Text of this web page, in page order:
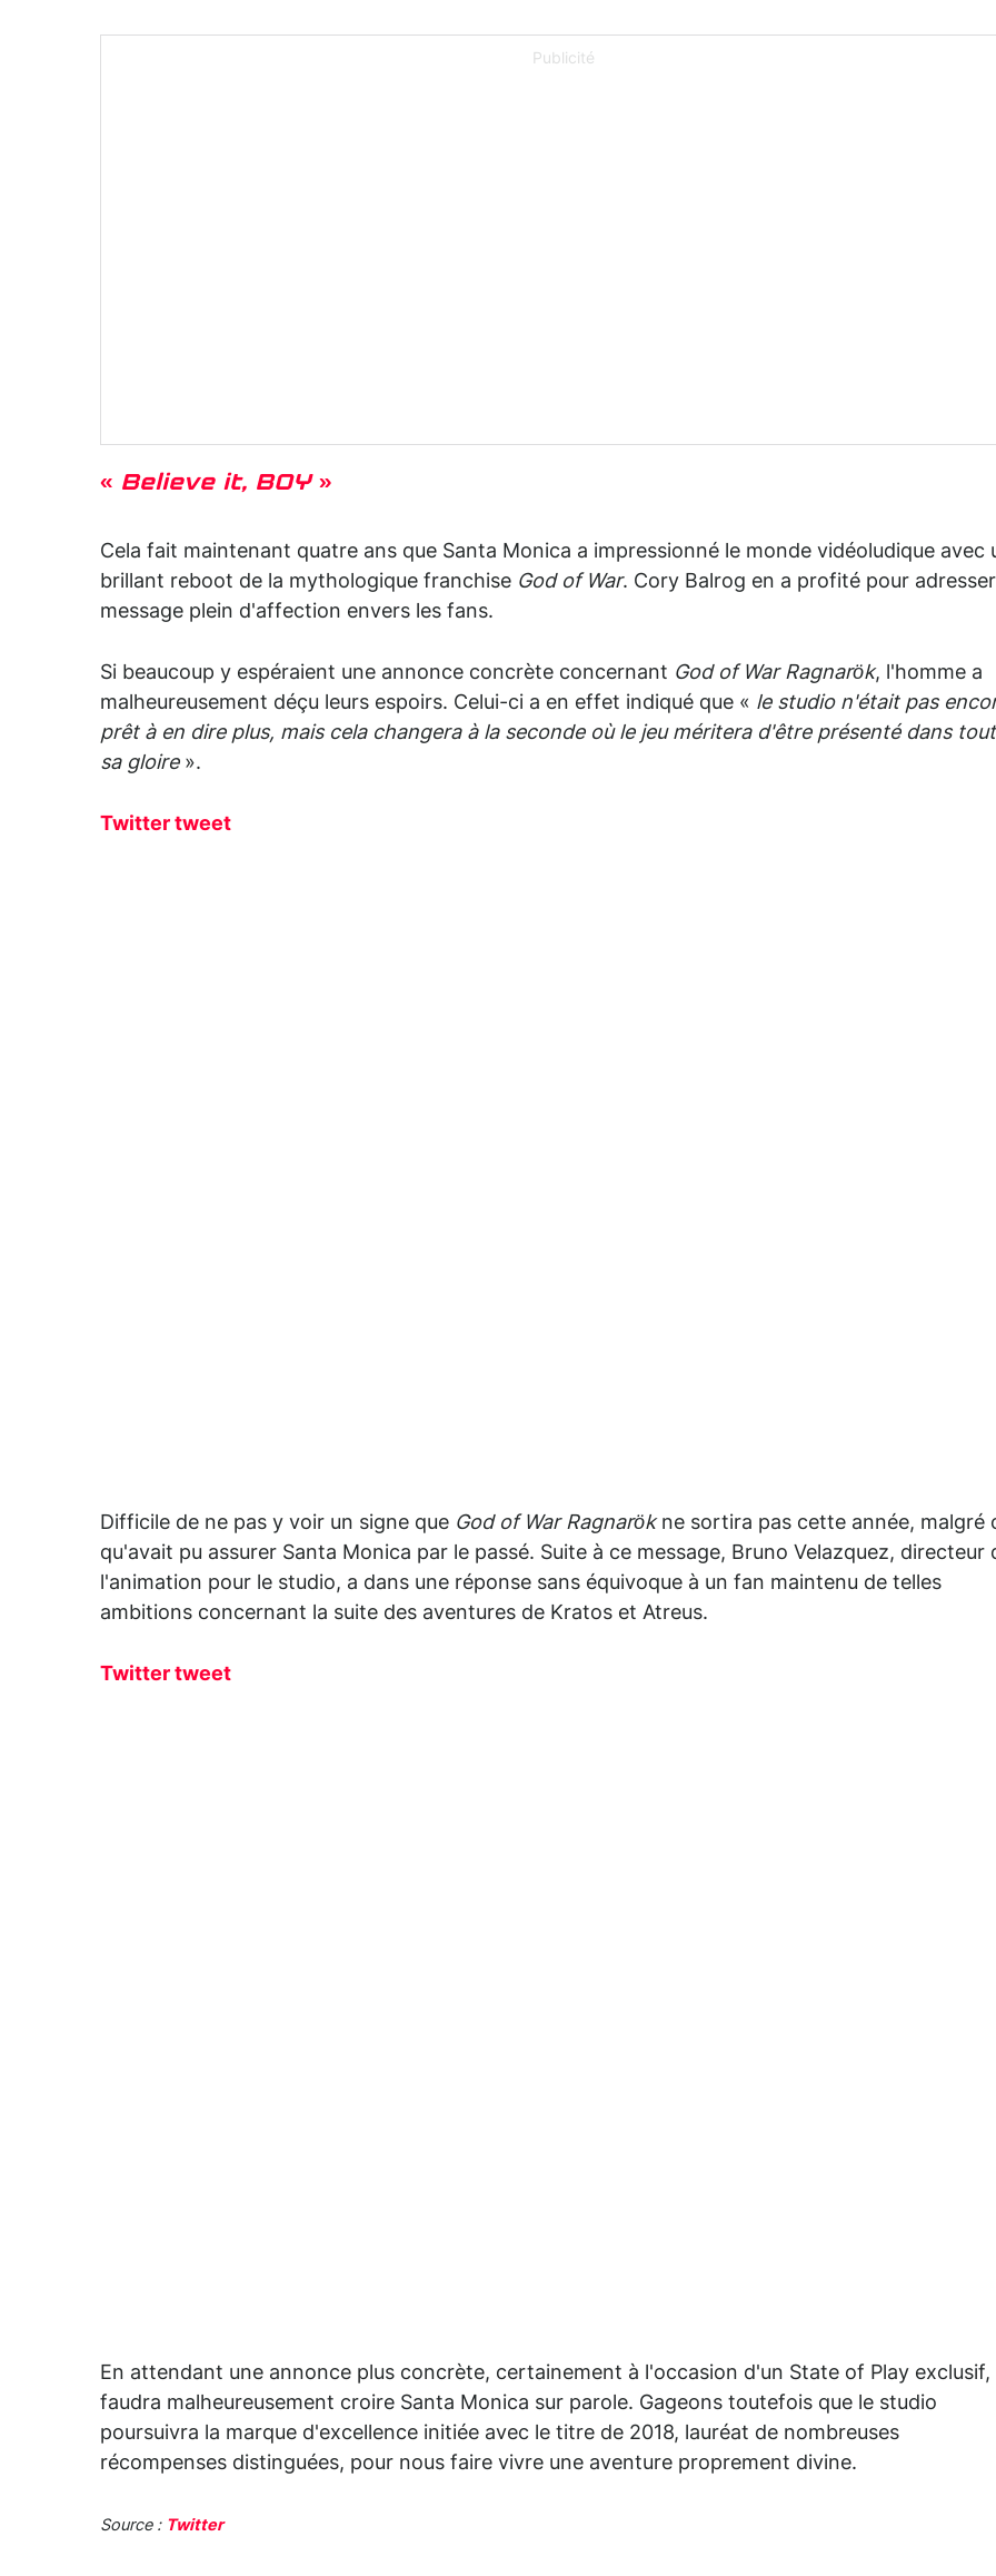
Publicité
« Believe it, BOY»
Cela fait maintenant quatre ans que Santa Monica a impressionné le monde vidéoludique avec
brillant reboot de la mythologique franchise God of War. Cory Balrog en a profité pour
message plein d'affection envers les fans.
Si beaucoup y espéraient une annonce concrète concernant God of War Ragnarök, l'homme a
malheureusement déçu leurs espoirs. Celui-ci a en effet indiqué que « le studio n'était pas
prêt à en dire plus, mais cela changera à la seconde où le jeu méritera d'être présenté dans
sa gloire».
Twitter tweet
Difficile de ne pas y voir un signe que God of War Ragnarökne sortira pas cette année, malgré
qu'avait pu assurer Santa Monica par le passé. Suite à ce message, Bruno Velazquez, directeur
l'animation pour le studio, a dans une réponse sans équivoque à un fan maintenu de telles
ambitions concernant la suite des aventures de Kratos et Atreus.
Twitter tweet
En attendant une annonce plus concrète, certainement à l'occasion d'un State of Play exclusif,
faudra malheureusement croire Santa Monica sur parole. Gageons toutefois que le studio
poursuivra la marque d'excellence initiée avec le titre de 2018, lauréat de nombreuses
récompenses distinguées, pour nous faire vivre une aventure proprement divine.
Source : Twitter